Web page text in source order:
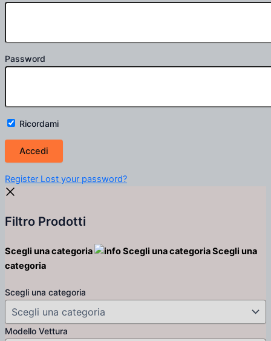
Password
Ricordami
Register Lost your password?
Filtro Prodotti
Scegli una categoria Scegli una categoriaScegli una
categoria
Scegli una categoria
Modello Vettura